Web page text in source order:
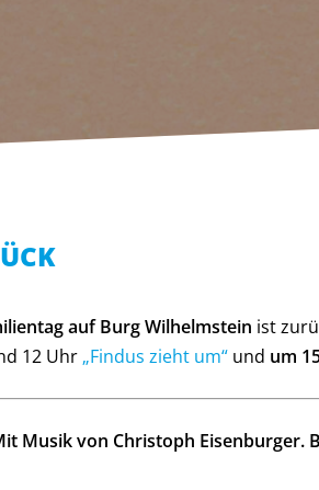
auf Burg Wilhelmstein ist
12 Uhr „Findus zieht um“ und um
Musik von Christoph Eisenburger.